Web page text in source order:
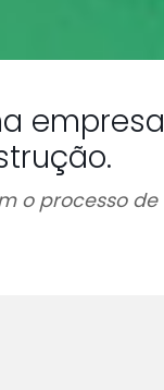
empresa
o processo de